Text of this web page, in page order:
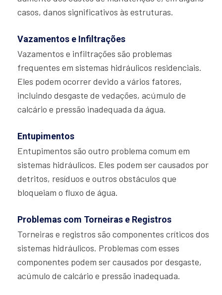
casos, danos significativos às estruturas.
Vazamentos e Infiltrações
Vazamentos e infiltrações são problemas
frequentes em sistemas hidráulicos residenciais.
Eles podem ocorrer devido a vários fatores,
incluindo desgaste de vedações, acúmulo de
calcário e pressão inadequada da água.
Entupimentos
Entupimentos são outro problema comum em
sistemas hidráulicos. Eles podem ser causados por
detritos, resíduos e outros obstáculos que
bloqueiam o fluxo de água.
Problemas com Torneiras e Registros
Torneiras e registros são componentes críticos dos
sistemas hidráulicos. Problemas com esses
componentes podem ser causados por desgaste,
acúmulo de calcário e pressão inadequada.